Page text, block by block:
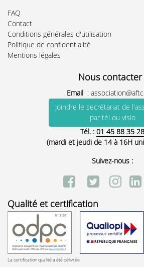
FAQ
Contact
Conditions générales d'utilisation
Politique de confidentialité
Mentions légales
Nous contacter
Email :
Joindre le secrétariat de
par tél ou visio
Tél. : 01 45 88 35 28
(mardi et jeudi de 14 à 16H
Suivez-nous :
Qualité et certification
La certification qualité a été délivrée